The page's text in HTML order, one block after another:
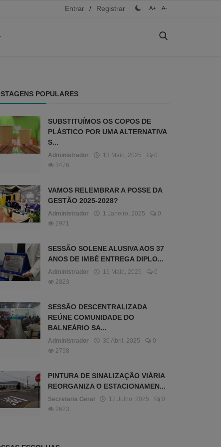
Entrar / Registrar A+ A-
POPULARES
SUBSTITUÍMOS OS COPOS DE
PLÁSTICO POR UMA ALTERNATIVA
S...
Administrador 13 Maio, 2025
0
3476
VAMOS RELEMBRAR A POSSE DA
GESTÃO 2025-2028?
Administrador 1 Janeiro, 2025
0
2971
SESSÃO SOLENE ALUSIVA AOS 37
ANOS DE IMBÉ ENTREGA DIPLO...
Administrador 16 Maio, 2025
0
2823
SESSÃO DESCENTRALIZADA
REÚNE COMUNIDADE DO
BALNEÁRIO SA...
Administrador 30 Abril, 2025
0
2798
PINTURA DE SINALIZAÇÃO VIÁRIA
REORGANIZA O ESTACIONAMEN...
Secretaria Geral 17 Julho, 2025
0
2623